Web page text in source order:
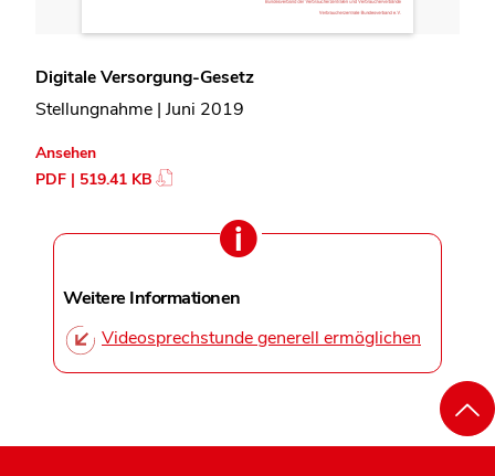
Digitale Versorgung-Gesetz
Stellungnahme | Juni 2019
Ansehen
PDF | 519.41 KB
Weitere Informationen
Videosprechstunde generell ermöglichen